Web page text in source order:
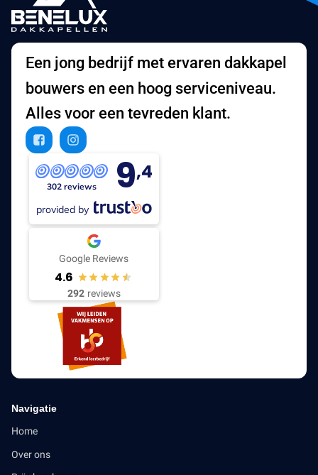
Een jong bedrijf met ervaren dakkapel
bouwers en een hoog serviceniveau.
Alles voor een tevreden klant.
302 reviews 9,4
provided by
Google Reviews
4.6
292 reviews
Navigatie
Home
Over ons